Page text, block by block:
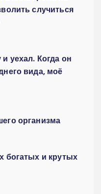
случиться
уехал. Когда он
вида, моё
организма
богатых и крутых